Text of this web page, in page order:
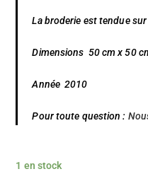
La broderie est tendue
Dimensions 50 cm x 50
Année 2010
Pour toute question :
1 en stock